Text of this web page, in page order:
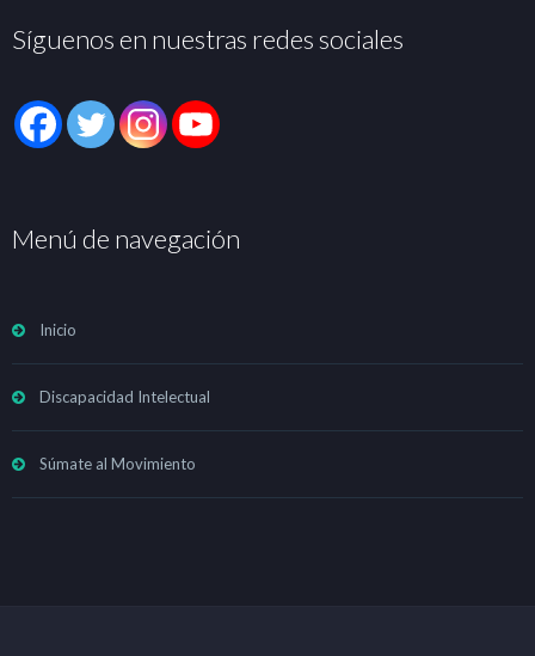
Síguenos en nuestras redes sociales
Menú de navegación
Inicio
Discapacidad Intelectual
Súmate al Movimiento